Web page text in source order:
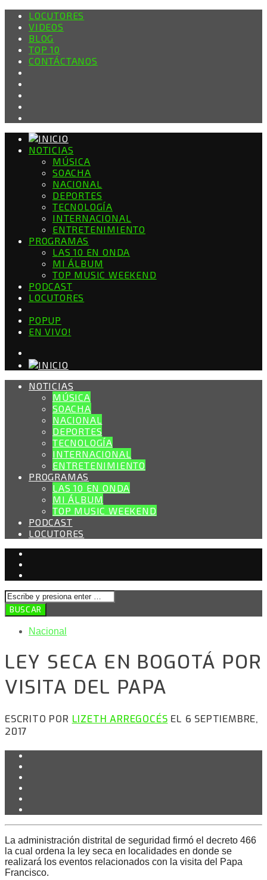
LOCUTORES
VIDEOS
BLOG
TOP 10
CONTÁCTANOS
NOTICIAS
MÚSICA
SOACHA
NACIONAL
DEPORTES
TECNOLOGÍA
INTERNACIONAL
ENTRETENIMIENTO
PROGRAMAS
LAS 10 EN ONDA
MI ÁLBUM
TOP MUSIC WEEKEND
PODCAST
LOCUTORES
POPUP
EN VIVO!
NOTICIAS
MÚSICA
SOACHA
NACIONAL
DEPORTES
TECNOLOGÍA
INTERNACIONAL
ENTRETENIMIENTO
PROGRAMAS
LAS 10 EN ONDA
MI ÁLBUM
TOP MUSIC WEEKEND
PODCAST
LOCUTORES
Nacional
LEY SECA EN BOGOTÁ POR
VISITA DEL PAPA
ESCRITO POR LIZETH ARREGOCÉS EL 6 SEPTIEMBRE,
2017
La administración distrital de seguridad firmó el decreto 466
la cual ordena la ley seca en localidades en donde se
realizará los eventos relacionados con la visita del Papa
Francisco.